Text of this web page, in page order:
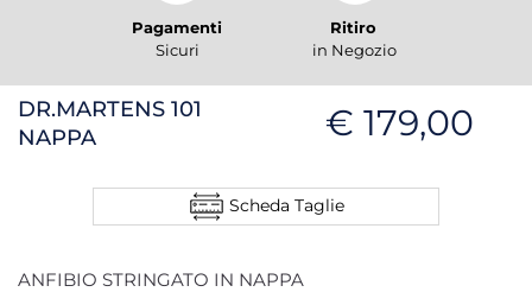
Pagamenti
Sicuri
Ritiro
in Negozio
DR.MARTENS 101
NAPPA
€ 179,00
Scheda Taglie
ANFIBIO STRINGATO IN NAPPA